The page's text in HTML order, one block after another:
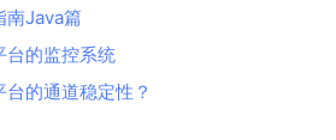
南Java篇
台的监控系统
的通道稳定性？